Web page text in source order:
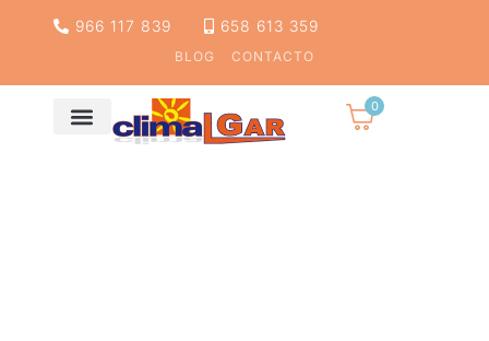
966 117 839 658 613 359
BLOG CONTACTO
0